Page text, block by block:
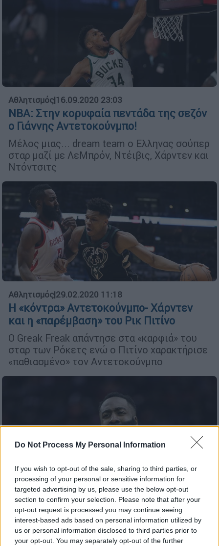
Do Not Process My Personal Information
If you wish to opt-out of the sale, sharing to third parties, or
processing of your personal or sensitive information for
targeted advertising by us, please use the below opt-out
section to confirm your selection. Please note that after your
opt-out request is processed you may continue seeing
interest-based ads based on personal information utilized by
us or personal information disclosed to third parties prior to
your opt-out. You may separately opt-out of the further
Αθλητισμός|16.09.2020 23:03
NBA: Στην κορυφαία πεντάδα της σεζόν
ο Γιάννης Αντετοκούνμπο!
Μέλος μιας... dream team ο Ελληνας σούπερ
σταρ μαζί με ΛεΜπρόν, Ντέιβις, Χάρντεν και
Ντόντσιτς
Αθλητισμός|29.02.2020 11:18
Η «κόντρα» Αντετοκούνμπο- Χάρντεν
και η «παρέμβαση» του Ρικ Πιτίνο
Ο Greak Freak απάντησε στα «καρφιά» του
σταρ των Ρόκετς ενώ ο Πιτίνο χαρακτήρισε
«παθιασμένο» τον Αντετοκούνμπο
Αθλητισμός|04.12.2019 15:22
NBA: Απίστευτο μπάχαλο με κάρφωμα
του Χάρντεν που δεν μέτρησε (vid)